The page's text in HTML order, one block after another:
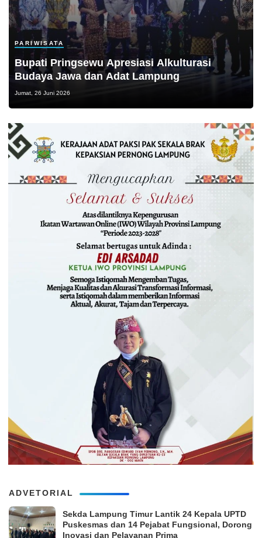
PARIWISATA
Bupati Pringsewu Apresiasi Alkulturasi
Budaya Jawa dan Adat Lampung
Jumat, 26 Juni 2026
ADVETORIAL
‎Sekda Lampung Timur Lantik 24 Kepala UPTD
Puskesmas dan 14 Pejabat Fungsional, Dorong
Inovasi dan Pelayanan Prima